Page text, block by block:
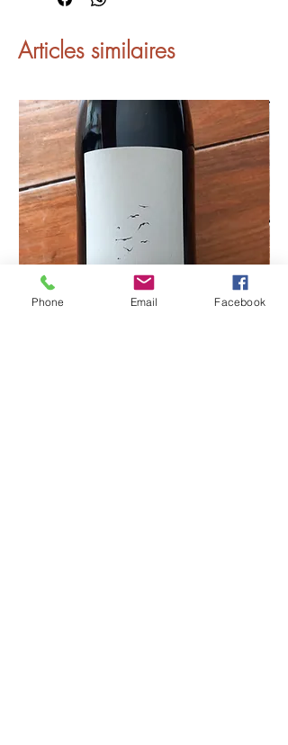
Articles similaires
Phone Email Facebook